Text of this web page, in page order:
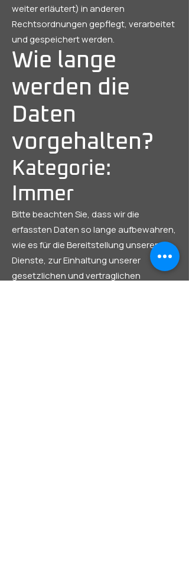
weiter erläutert) in anderen
Rechtsordnungen gepflegt, verarbeitet
und gespeichert werden.
Wie lange
werden die
Daten
vorgehalten?
Kategorie:
Immer
Bitte beachten Sie, dass wir die
erfassten Daten so lange aufbewahren,
wie es für die Bereitstellung unserer
Dienste, zur Einhaltung unserer
gesetzlichen und vertraglichen